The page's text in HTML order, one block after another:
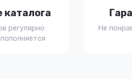
регулярно
Не